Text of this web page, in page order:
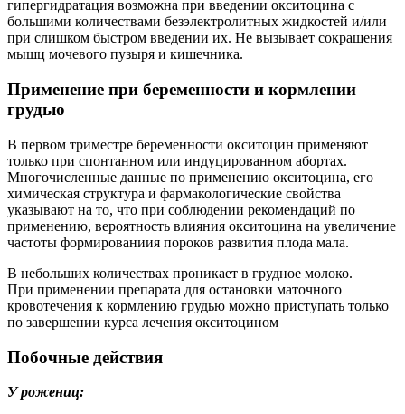
гипергидратация возможна при введении окситоцина с
большими количествами безэлектролитных жидкостей и/или
при слишком быстром введении их. Не вызывает сокращения
мышц мочевого пузыря и кишечника.
Применение при беременности и кормлении
грудью
В первом триместре беременности окситоцин применяют
только при спонтанном или индуцированном абортах.
Многочисленные данные по применению окситоцина, его
химическая структура и фармакологические свойства
указывают на то, что при соблюдении рекомендаций по
применению, вероятность влияния окситоцина на увеличение
частоты формированиия пороков развития плода мала.
В небольших количествах проникает в грудное молоко.
При применении препарата для остановки маточного
кровотечения к кормлению грудью можно приступать только
по завершении курса лечения окситоцином
Побочные действия
У рожениц: